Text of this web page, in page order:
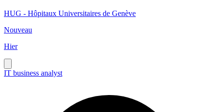
HUG - Hôpitaux Universitaires de Genève
Nouveau
Hier
IT business analyst